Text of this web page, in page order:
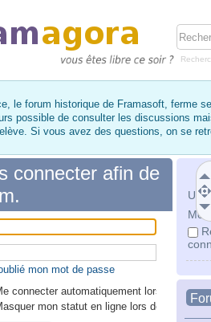
le forum historique de Framasoft, ferme
possible de consulter les discussions
Si vous avez des questions, on se
Mot
connecter afin de
mon mot de passe
connecter automatiquement lors de
mon statut en ligne lors de cette